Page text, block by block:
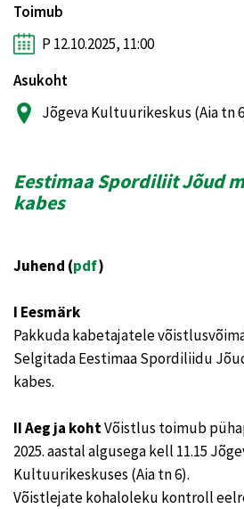
Toimub
P 12.10.2025, 11:00
Asukoht
Jõgeva Kultuurikeskus (Aia tn
Eestimaa Spordiliit Jõud
kabes
Juhend (pdf)
I Eesmärk
Pakkuda kabetajatele
Selgitada Eestimaa Spordiliidu
kabes.
II Aeg ja kohtVõistlus toimub
2025. aastal algusega kell 11.15
Kultuurikeskuses (Aia tn 6).
Võistlejate kohaloleku kontroll